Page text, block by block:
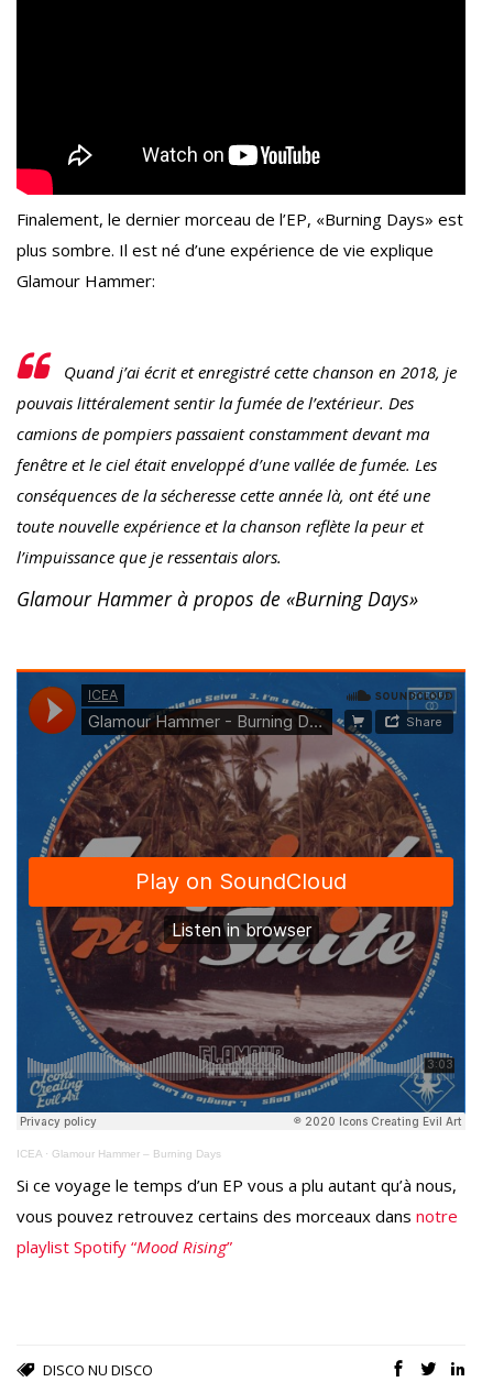
Finalement, le dernier morceau de l’EP, «Burning Days» est
plus sombre. Il est né d’une expérience de vie explique
Glamour Hammer:
Quand j’ai écrit et enregistré cette chanson en 2018, je
pouvais littéralement sentir la fumée de l’extérieur. Des
camions de pompiers passaient constamment devant ma
fenêtre et le ciel était enveloppé d’une vallée de fumée. Les
conséquences de la sécheresse cette année là, ont été une
toute nouvelle expérience et la chanson reflète la peur et
l’impuissance que je ressentais alors.
Glamour Hammer à propos de «Burning Days»
ICEA · Glamour Hammer – Burning Days
Si ce voyage le temps d’un EP vous a plu autant qu’à nous,
vous pouvez retrouvez certains des morceaux dans notre
playlist Spotify “Mood Rising”
DISCO NU DISCO